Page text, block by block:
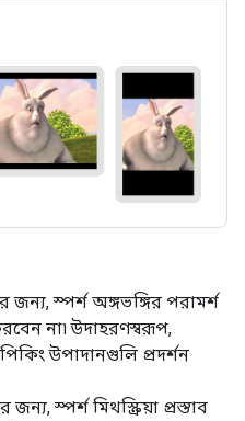
স্পর্শ অঙ্গভঙ্গির পরামর্শ
না৷ উদাহরণস্বরূপ,
উপাদানগুলি প্রদর্শন
স্পর্শ মিথস্ক্রিয়া প্রস্তাব